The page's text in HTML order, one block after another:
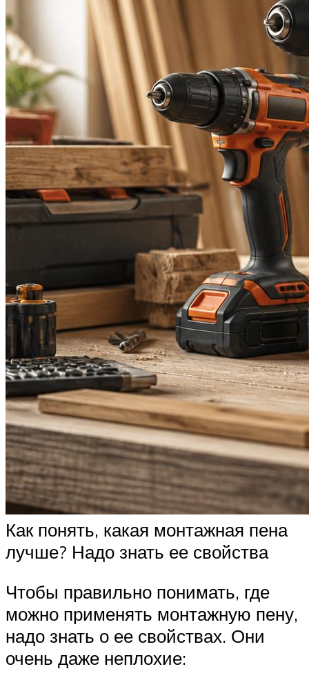
Как понять, какая монтажная пена
лучше? Надо знать ее свойства
Чтобы правильно понимать, где
можно применять монтажную пену,
надо знать о ее свойствах. Они
очень даже неплохие: